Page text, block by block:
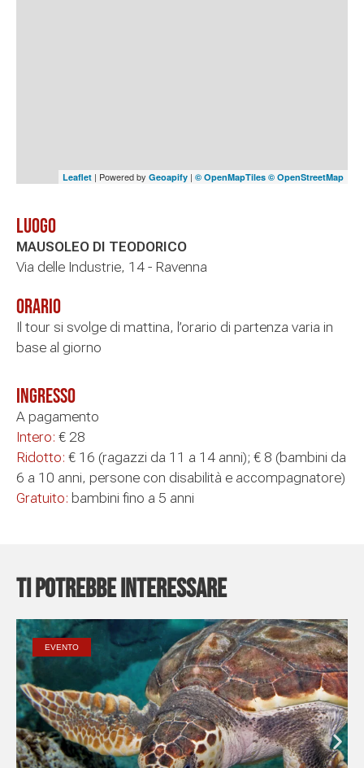
Leaflet | Powered by Geoapify | © OpenMapTiles © OpenStreetMap
Luogo
MAUSOLEO DI TEODORICO
Via delle Industrie, 14 - Ravenna
Orario
Il tour si svolge di mattina, l’orario di partenza varia in
base al giorno
Ingresso
A pagamento
Intero: € 28
Ridotto: € 16 (ragazzi da 11 a 14 anni); € 8 (bambini da
6 a 10 anni, persone con disabilità e accompagnatore)
Gratuito: bambini fino a 5 anni
Ti potrebbe interessare
EVENTO